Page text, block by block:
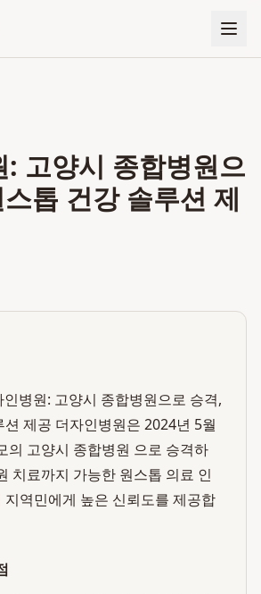
: 고양시 종합병원으
톱 건강 솔루션 제
인병원: 고양시 종합병원으로 승격,
제공 더자인병원은 2024년 5월
의 고양시 종합병원 으로 승격하
치료까지 가능한 원스톱 의료 인
지역민에게 높은 신뢰도를 제공합